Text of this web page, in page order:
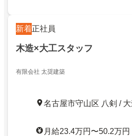
新着正社員
木造×大工スタッフ
有限会社 太奨建築
名古屋市守山区 八剣 /
月給23.4万円〜50.2万円